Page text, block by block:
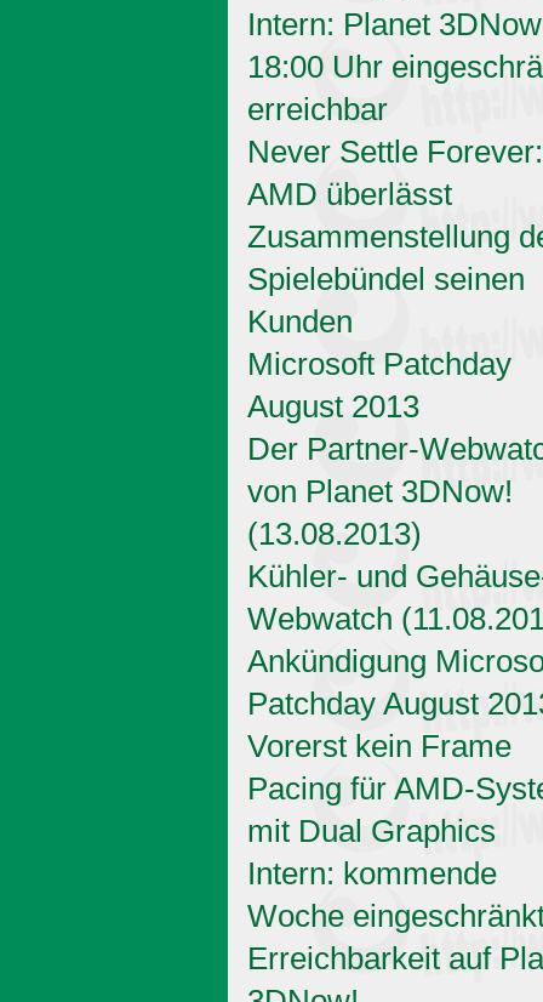
Intern: Planet
18:00 Uhr
erreichbar
Never Settle Forever:
AMD überlässt
Zusammenstellung
Spielebündel seinen
Kunden
Microsoft Patchday
August 2013
Der Partner-
von Planet 3DNow!
(13.08.2013)
Kühler- und
Webwatch
Ankündigung
Patchday August
Vorerst kein Frame
Pacing für AMD-
mit Dual Graphics
Intern: kommende
Woche
Erreichbarkeit auf